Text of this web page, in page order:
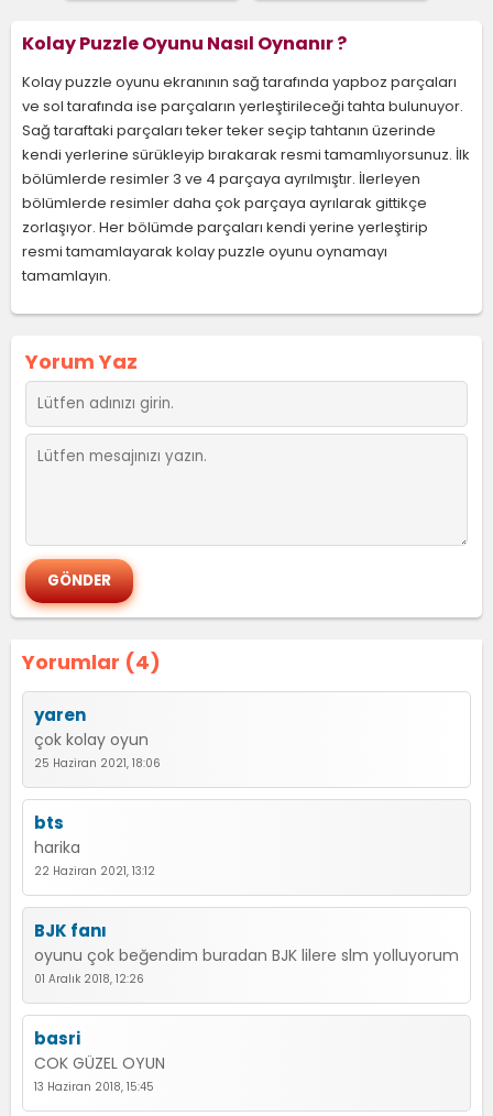
Kolay Puzzle Oyunu Nasıl Oynanır ?
Kolay puzzle oyunu ekranının sağ tarafında yapboz parçaları
ve sol tarafında ise parçaların yerleştirileceği tahta bulunuyor.
Sağ taraftaki parçaları teker teker seçip tahtanın üzerinde
kendi yerlerine sürükleyip bırakarak resmi tamamlıyorsunuz. İlk
bölümlerde resimler 3 ve 4 parçaya ayrılmıştır. İlerleyen
bölümlerde resimler daha çok parçaya ayrılarak gittikçe
zorlaşıyor. Her bölümde parçaları kendi yerine yerleştirip
resmi tamamlayarak kolay puzzle oyunu oynamayı
tamamlayın.
Yorumlar (4)
yaren
çok kolay oyun
25 Haziran 2021, 18:06
bts
harika
22 Haziran 2021, 13:12
BJK fanı
oyunu çok beğendim buradan BJK lilere slm yolluyorum
01 Aralık 2018, 12:26
basri
COK GÜZEL OYUN
13 Haziran 2018, 15:45
Yorum Yaz